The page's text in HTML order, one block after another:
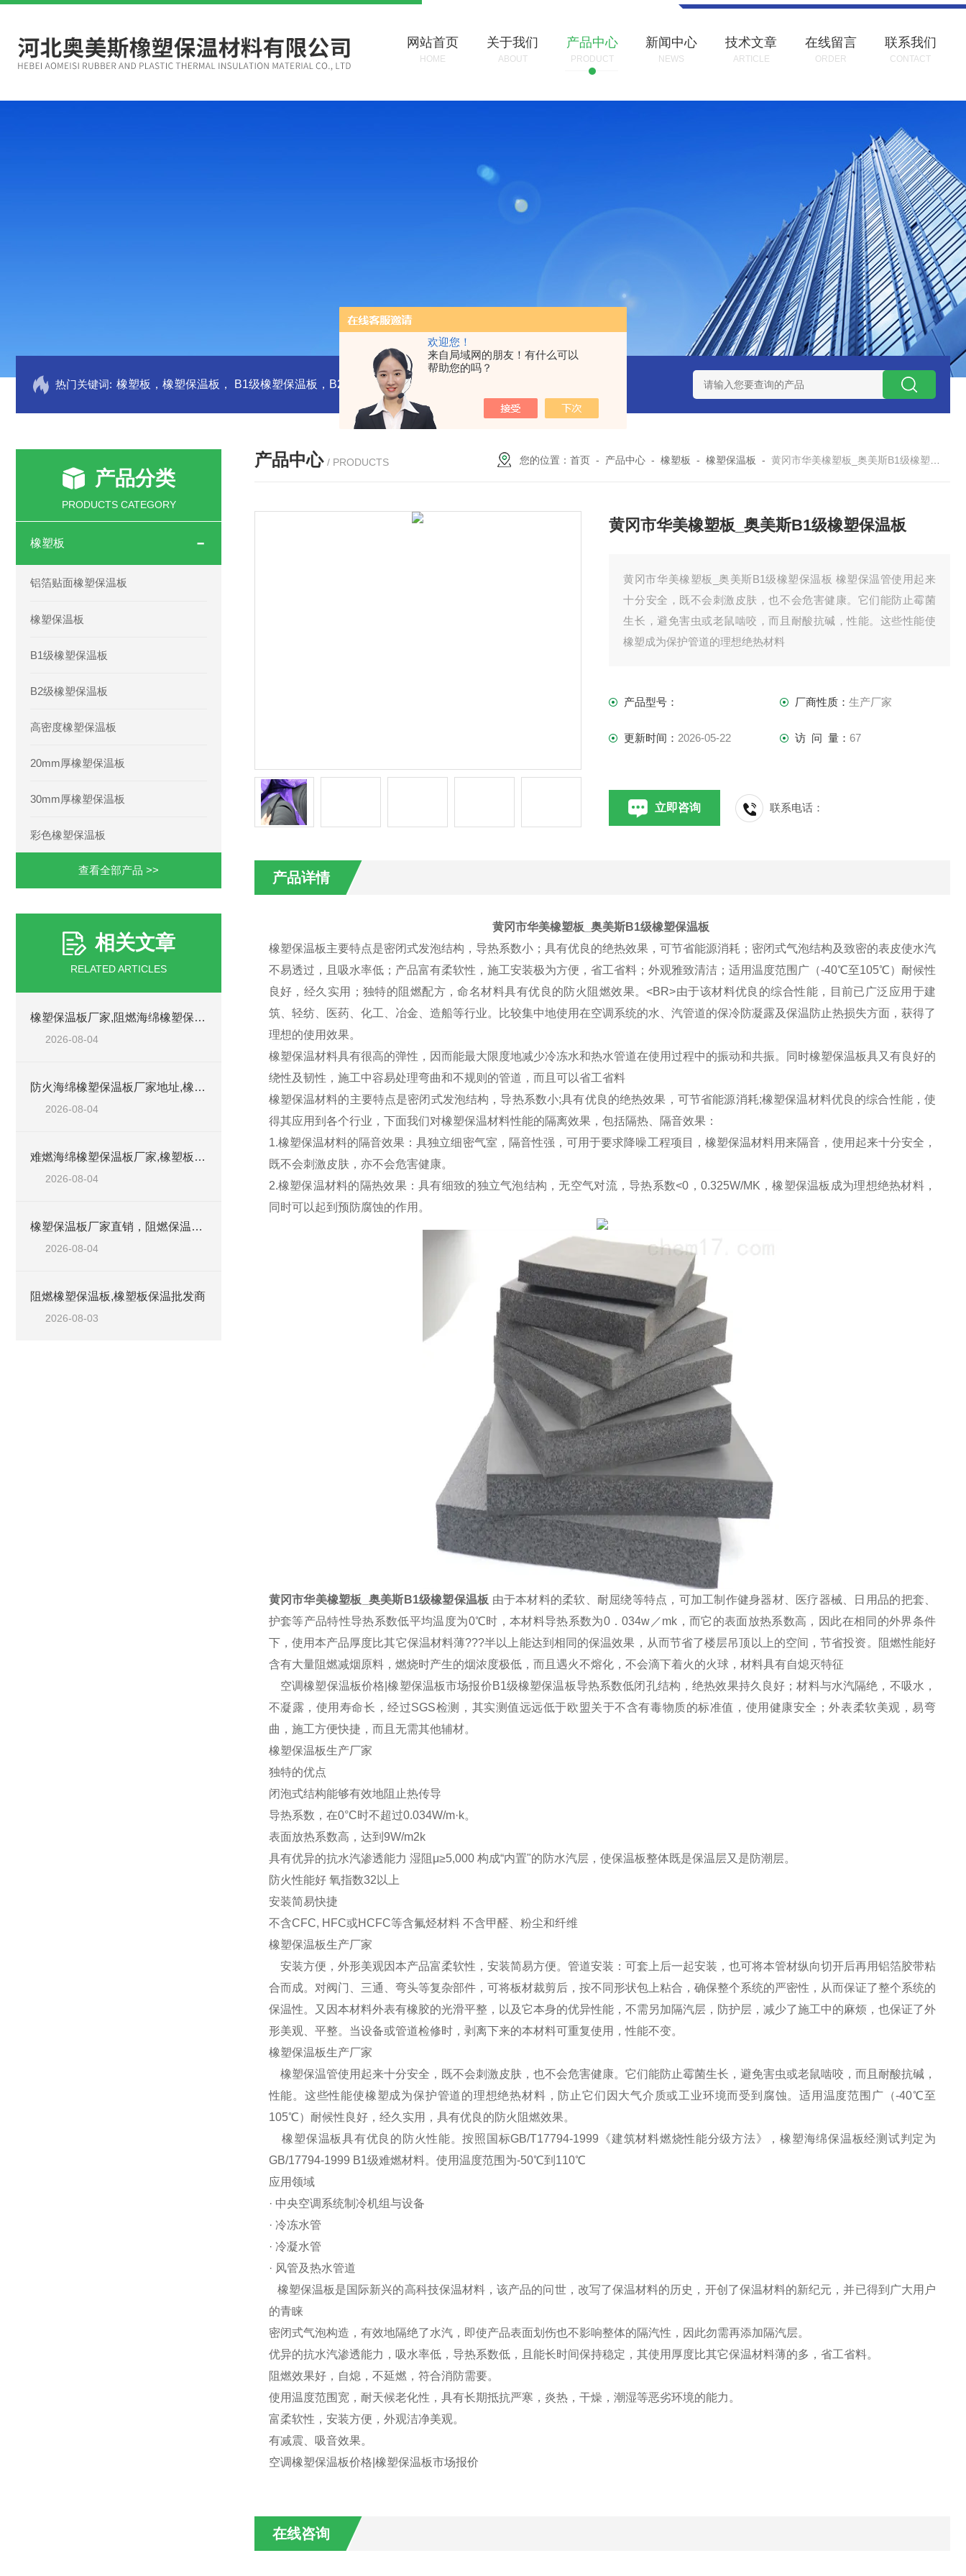
欢迎您！
来自局域网的朋友！有什么可以
帮助您的吗？
网站首页
HOME
关于我们
ABOUT
产品中心
PRODUCT
新闻中心
NEWS
技术文章
ARTICLE
在线留言
ORDER
联系我们
CONTACT
热门关键词:
产品分类
PRODUCTS CATEGORY
橡塑板
铝箔贴面橡塑保温板
橡塑保温板
B1级橡塑保温板
B2级橡塑保温板
高密度橡塑保温板
20mm厚橡塑保温板
30mm厚橡塑保温板
彩色橡塑保温板
查看全部产品 >>
相关文章
RELATED ARTICLES
橡塑保温板厂家,阻燃海绵橡塑保温板厂家出售
2026-08-04
防火海绵橡塑保温板厂家地址,橡塑批发商
2026-08-04
难燃海绵橡塑保温板厂家,橡塑板阻燃保温棉
2026-08-04
橡塑保温板厂家直销，阻燃保温橡塑板材
2026-08-04
阻燃橡塑保温板,橡塑板保温批发商
2026-08-03
产品中心 / PRODUCTS 您的位置：首页 - 产品中心 -橡塑板 -橡塑保温板 -黄冈市华美橡塑板_奥美斯B1级橡塑保温板
黄冈市华美橡塑板_奥美斯B1级橡塑保温板
黄冈市华美橡塑板_奥美斯B1级橡塑保温板 橡塑保温管使用起来
十分安全，既不会刺激皮肤，也不会危害健康。它们能防止霉菌
生长，避免害虫或老鼠啮咬，而且耐酸抗碱，性能。这些性能使
橡塑成为保护管道的理想绝热材料
产品型号： 厂商性质： 生产厂家
更新时间： 2026-05-22 访 问 量： 67
立即咨询 联系电话：
产品详情
黄冈市华美橡塑板_奥美斯B1级橡塑保温板
橡塑保温板主要特点是密闭式发泡结构，导热系数小；具有优良的绝热效果，可节省能源消耗；密闭式气泡结构及致密的表皮使水汽
不易透过，且吸水率低；产品富有柔软性，施工安装极为方便，省工省料；外观雅致清洁；适用温度范围广（-40℃至105℃）耐候性
良好，经久实用；独特的阻燃配方，命名材料具有优良的防火阻燃效果。<BR>由于该材料优良的综合性能，目前已广泛应用于建
筑、轻纺、医药、化工、冶金、造船等行业。比较集中地使用在空调系统的水、汽管道的保冷防凝露及保温防止热损失方面，获得了
理想的使用效果。
橡塑保温材料具有很高的弹性，因而能最大限度地减少冷冻水和热水管道在使用过程中的振动和共振。同时橡塑保温板具又有良好的
绕性及韧性，施工中容易处理弯曲和不规则的管道，而且可以省工省料
橡塑保温材料的主要特点是密闭式发泡结构，导热系数小;具有优良的绝热效果，可节省能源消耗;橡塑保温材料优良的综合性能，使
得其应用到各个行业，下面我们对橡塑保温材料性能的隔离效果，包括隔热、隔音效果：
1.橡塑保温材料的隔音效果：具独立细密气室，隔音性强，可用于要求降噪工程项目，橡塑保温材料用来隔音，使用起来十分安全，
既不会刺激皮肤，亦不会危害健康。
2.橡塑保温材料的隔热效果：具有细致的独立气泡结构，无空气对流，导热系数<0，0.325W/MK，橡塑保温板成为理想绝热材料，
同时可以起到预防腐蚀的作用。
黄冈市华美橡塑板_奥美斯B1级橡塑保温板 由于本材料的柔软、耐屈绕等特点，可加工制作健身器材、医疗器械、日用品的把套、
护套等产品特性导热系数低平均温度为0℃时，本材料导热系数为0．034w／mk，而它的表面放热系数高，因此在相同的外界条件
下，使用本产品厚度比其它保温材料薄???半以上能达到相同的保温效果，从而节省了楼层吊顶以上的空间，节省投资。阻燃性能好
含有大量阻燃减烟原料，燃烧时产生的烟浓度极低，而且遇火不熔化，不会滴下着火的火球，材料具有自熄灭特征
空调橡塑保温板价格|橡塑保温板市场报价B1级橡塑保温板导热系数低闭孔结构，绝热效果持久良好；材料与水汽隔绝，不吸水，
不凝露，使用寿命长，经过SGS检测，其实测值远远低于欧盟关于不含有毒物质的标准值，使用健康安全；外表柔软美观，易弯
曲，施工方便快捷，而且无需其他辅材。
橡塑保温板生产厂家
独特的优点
闭泡式结构能够有效地阻止热传导
导热系数，在0°C时不超过0.034W/m·k。
表面放热系数高，达到9W/m2k
具有优异的抗水汽渗透能力 湿阻μ≥5,000 构成“内置"的防水汽层，使保温板整体既是保温层又是防潮层。
防火性能好 氧指数32以上
安装简易快捷
不含CFC, HFC或HCFC等含氟烃材料 不含甲醛、粉尘和纤维
橡塑保温板生产厂家
安装方便，外形美观因本产品富柔软性，安装简易方便。管道安装：可套上后一起安装，也可将本管材纵向切开后再用铝箔胶带粘
合而成。对阀门、三通、弯头等复杂部件，可将板材裁剪后，按不同形状包上粘合，确保整个系统的严密性，从而保证了整个系统的
保温性。又因本材料外表有橡胶的光滑平整，以及它本身的优异性能，不需另加隔汽层，防护层，减少了施工中的麻烦，也保证了外
形美观、平整。当设备或管道检修时，剥离下来的本材料可重复使用，性能不变。
橡塑保温板生产厂家
橡塑保温管使用起来十分安全，既不会刺激皮肤，也不会危害健康。它们能防止霉菌生长，避免害虫或老鼠啮咬，而且耐酸抗碱，
性能。这些性能使橡塑成为保护管道的理想绝热材料，防止它们因大气介质或工业环境而受到腐蚀。适用温度范围广（-40℃至
105℃）耐候性良好，经久实用，具有优良的防火阻燃效果。
橡塑保温板具有优良的防火性能。按照国标GB/T17794-1999《建筑材料燃烧性能分级方法》，橡塑海绵保温板经测试判定为
GB/17794-1999 B1级难燃材料。使用温度范围为-50℃到110℃
应用领域
· 中央空调系统制冷机组与设备
· 冷冻水管
· 冷凝水管
· 风管及热水管道
橡塑保温板是国际新兴的高科技保温材料，该产品的问世，改写了保温材料的历史，开创了保温材料的新纪元，并已得到广大用户
的青睐
密闭式气泡构造，有效地隔绝了水汽，即使产品表面划伤也不影响整体的隔汽性，因此勿需再添加隔汽层。
优异的抗水汽渗透能力，吸水率低，导热系数低，且能长时间保持稳定，其使用厚度比其它保温材料薄的多，省工省料。
阻燃效果好，自熄，不延燃，符合消防需要。
使用温度范围宽，耐天候老化性，具有长期抵抗严寒，炎热，干燥，潮湿等恶劣环境的能力。
富柔软性，安装方便，外观洁净美观。
有减震、吸音效果。
空调橡塑保温板价格|橡塑保温板市场报价
在线咨询